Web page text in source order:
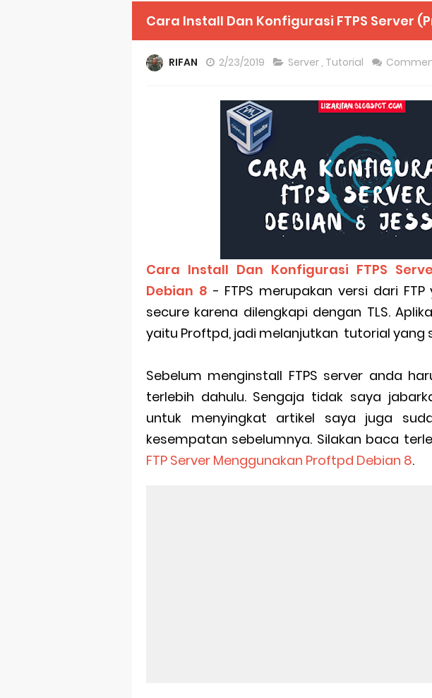
Cara Install Dan Konfigurasi FTPS Server (Proftpd With TLS)
RIFAN 2/23/2019 Server , Tutorial
Cara Install Dan Konfigurasi FTPS
Debian 8 - FTPS merupakan versi dari
secure karena dilengkapi dengan TLS.
yaitu Proftpd, jadi melanjutkan tutorial yang
Sebelum menginstall FTPS server anda
terlebih dahulu. Sengaja tidak saya
untuk menyingkat artikel saya juga
kesempatan sebelumnya. Silakan baca
FTP Server Menggunakan Proftpd Debian 8.